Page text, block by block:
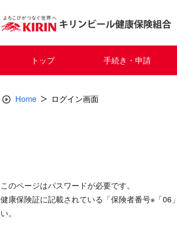
トップ 手続き・申請
Home ログイン画面
このページはパスワードが必要です。
健康保険証に記載されている「保険者番号※「
い。